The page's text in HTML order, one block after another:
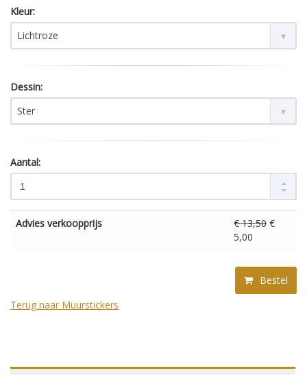
Kleur:
Lichtroze
Dessin:
Ster
Aantal:
Advies verkoopprijs € 13,50 €
5,00
Bestel
Terug naar Muurstickers